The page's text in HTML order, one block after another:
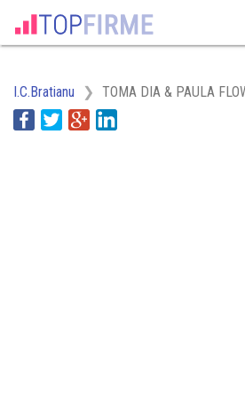
I.C.Bratianu TOMA DIA & PAULA